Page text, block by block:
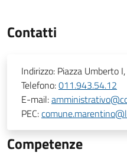
Contatti
Indirizzo: Piazza Umberto I,
Telefono:011.943.54.12
E-mail:
PEC:
Competenze